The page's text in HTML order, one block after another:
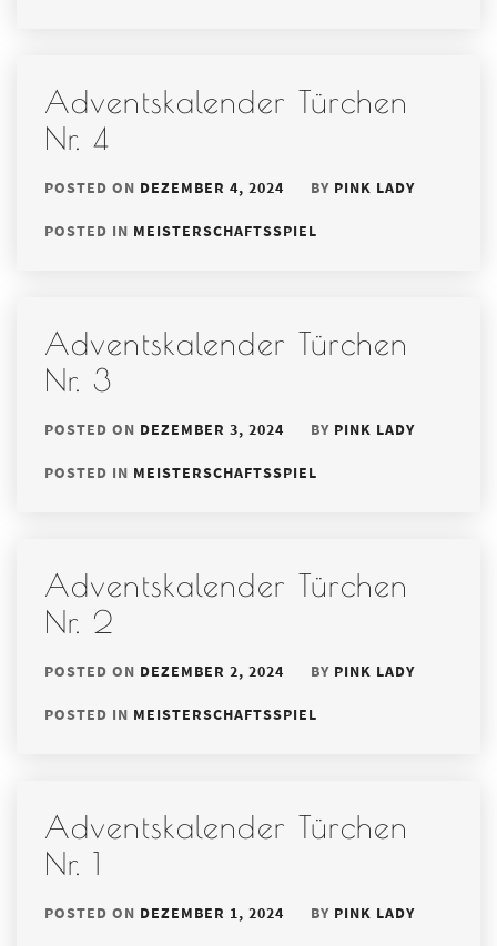
Adventskalender Türchen
Nr. 4
POSTED ON DEZEMBER 4, 2024 BY PINK LADY
POSTED IN MEISTERSCHAFTSSPIEL
Adventskalender Türchen
Nr. 3
POSTED ON DEZEMBER 3, 2024 BY PINK LADY
POSTED IN MEISTERSCHAFTSSPIEL
Adventskalender Türchen
Nr. 2
POSTED ON DEZEMBER 2, 2024 BY PINK LADY
POSTED IN MEISTERSCHAFTSSPIEL
Adventskalender Türchen
Nr. 1
POSTED ON DEZEMBER 1, 2024 BY PINK LADY